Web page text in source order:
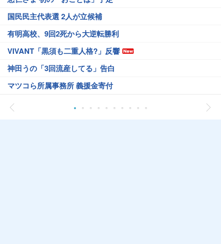
国民民主代表選 2人が立候補
有明高校、9回2死から大逆転勝利
VIVANT「黒須も二重人格?」反響
神田うの「3回流産してる」告白
マツコら所属事務所 義援金寄付